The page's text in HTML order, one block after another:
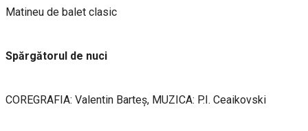
Matineu de balet clasic
Spărgătorul de nuci
COREGRAFIA: Valentin Barteș, MUZICA: P.I. Ceaikovski